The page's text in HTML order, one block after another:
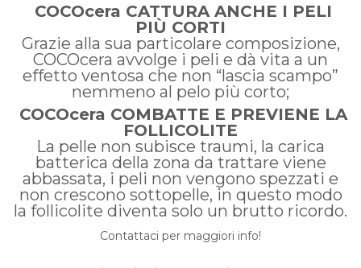
COCOcera CATTURA ANCHE I PELI
PIÙ CORTI
Grazie alla sua particolare composizione,
COCOcera avvolge i peli e dà vita a un
effetto ventosa che non “lascia scampo”
nemmeno al pelo più corto;
COCOcera COMBATTE E PREVIENE LA
FOLLICOLITE
La pelle non subisce traumi, la carica
batterica della zona da trattare viene
abbassata, i peli non vengono spezzati e
non crescono sottopelle, in questo modo
la follicolite diventa solo un brutto ricordo.
Contattaci per maggiori info!